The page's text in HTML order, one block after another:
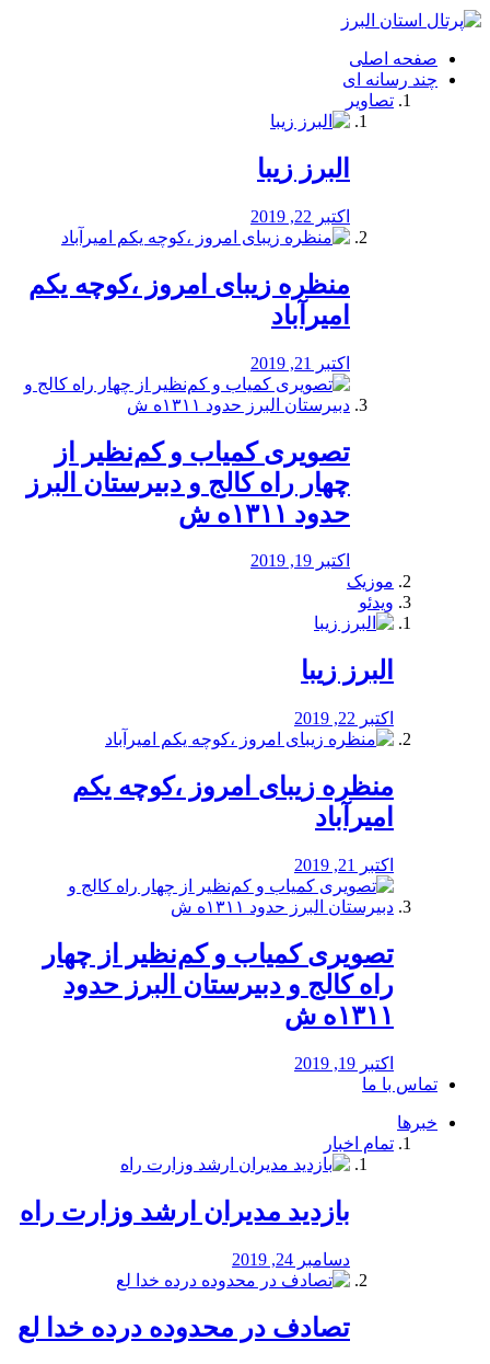
فصد
شرق
تهران
خشکشویی
صفحه اصلی
چند رسانه ای
تصاویر
البرز زیبا
اکتبر 22, 2019
منظره‌‌ زیبای امروز ،کوچه یکم
امیرآباد
اکتبر 21, 2019
️تصویری کمیاب و کم‌نظیر از
چهار راه كالج و دبيرستان البرز
حدود ۱۳۱۱ه ش
اکتبر 19, 2019
موزیک
ویدئو
البرز زیبا
اکتبر 22, 2019
منظره‌‌ زیبای امروز ،کوچه یکم
امیرآباد
اکتبر 21, 2019
️تصویری کمیاب و کم‌نظیر از چهار
راه كالج و دبيرستان البرز حدود
۱۳۱۱ه ش
اکتبر 19, 2019
تماس با ما
خبرها
تمام اخبار
بازدید مدیران ارشد وزارت راه
دسامبر 24, 2019
تصادف در محدوده درده خدا لع